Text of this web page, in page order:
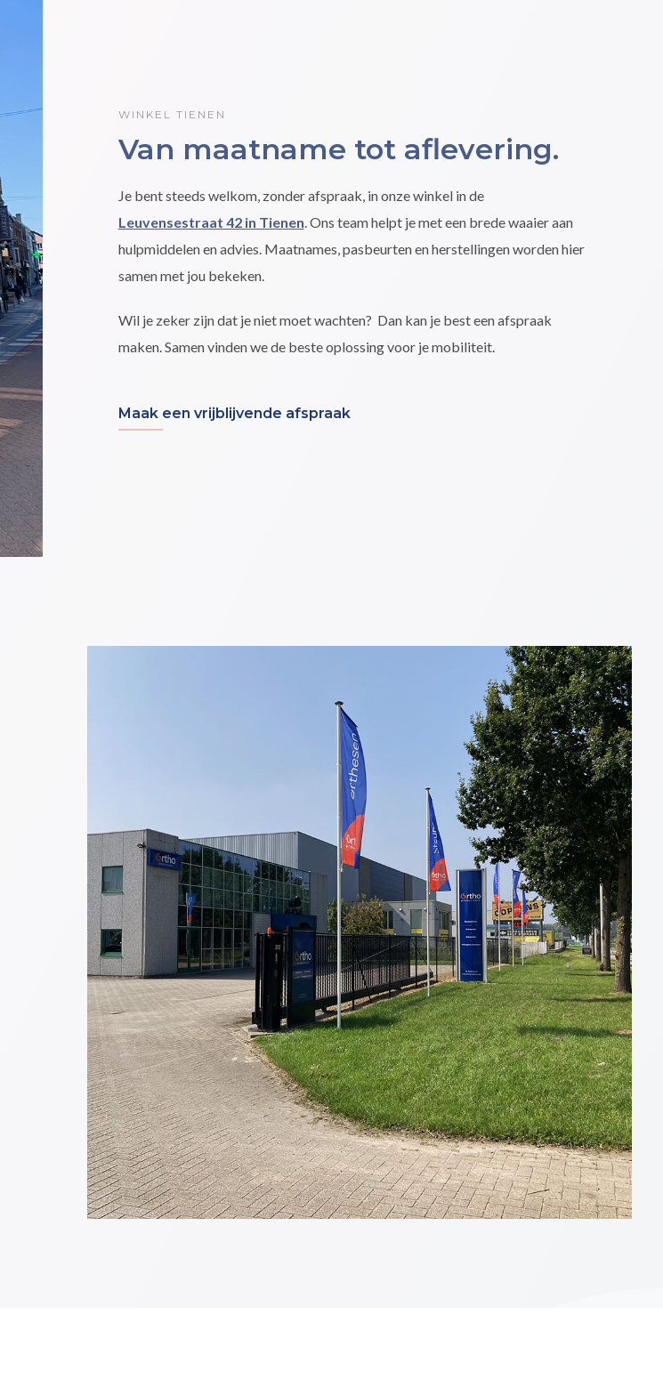
WINKEL TIENEN
Van maatname tot aflevering.
Je bent steeds welkom, zonder afspraak, in onze winkel in de
Leuvensestraat 42 in Tienen. Ons team helpt je met een brede waaier aan
hulpmiddelen en advies. Maatnames, pasbeurten en herstellingen worden hier
samen met jou bekeken.
Wil je zeker zijn dat je niet moet wachten? Dan kan je best een afspraak
maken. Samen vinden we de beste oplossing voor je mobiliteit.
Maak een vrijblijvende afspraak